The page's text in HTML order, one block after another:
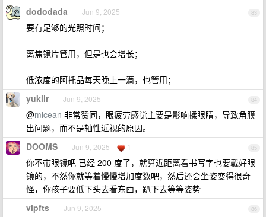
83
dododada Jun 9, 2025
要有足够的光照时间；
离焦镜片管用，但是也会增长；
低浓度的阿托品每天晚上一滴，也管用；
84
yukiir Jun 9, 2025
@micean 非常赞同，眼疲劳感觉主要是影响揉眼睛，导致角膜
出问题，而不是轴性近视的原因。
85
DOOMS Jun 9, 2025 1
你不带眼镜吧 已经 200 度了，就算近距离看书写字也要戴好眼
镜的，不然你就等着慢慢增加度数吧，然后还会坐姿变得很奇
怪，你孩子要低下头去看东西，趴下去等等姿势
86
vipfts Jun 9, 2025